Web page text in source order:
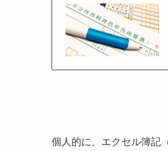
個人的に、エクセル簿記